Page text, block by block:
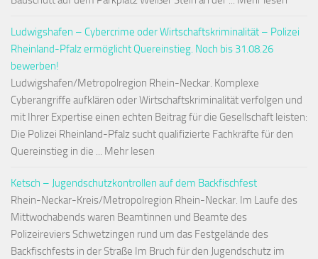
Ludwigshafen – Cybercrime oder Wirtschaftskriminalität – Polizei
Rheinland-Pfalz ermöglicht Quereinstieg. Noch bis 31.08.26
bewerben!
Ludwigshafen/Metropolregion Rhein-Neckar. Komplexe
Cyberangriffe aufklären oder Wirtschaftskriminalität verfolgen und
mit Ihrer Expertise einen echten Beitrag für die Gesellschaft leisten:
Die Polizei Rheinland-Pfalz sucht qualifizierte Fachkräfte für den
Quereinstieg in die ... Mehr lesen
Ketsch – Jugendschutzkontrollen auf dem Backfischfest
Rhein-Neckar-Kreis/Metropolregion Rhein-Neckar. Im Laufe des
Mittwochabends waren Beamtinnen und Beamte des
Polizeireviers Schwetzingen rund um das Festgelände des
Backfischfests in der Straße Im Bruch für den Jugendschutz im